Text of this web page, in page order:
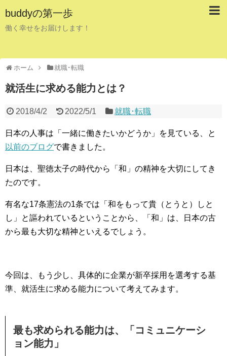
buddyの第一歩
働く幸せをお届けします！
ホーム 就職･転職
就活生に求める能力とは？
2018/4/2 2022/5/1 就職･転職
日本の人事は「一緒に働きたいかどうか」を見ている、と
以前のブログで書きました。
日本は、聖徳太子の時代から「和」の精神を大切にしてき
たのです。
有名な17条憲法の1条では「和をもって貴（とうと）しと
し」と謳われているということから、「和」は、日本の古
から最も大切な精神といえるでしょう。
今回は、もう少し、具体的に企業が新卒採用を選考する基
準、就活生に求める能力について考えてみます。
最も求められる能力は、「コミュニケーシ
ョン能力」